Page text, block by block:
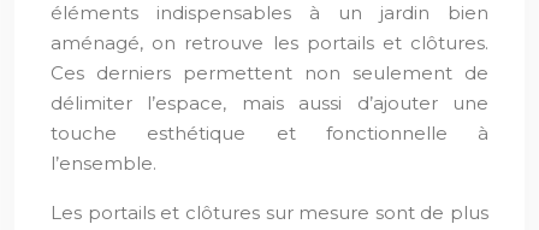
éléments indispensables à un jardin bien
aménagé, on retrouve les portails et clôtures.
Ces derniers permettent non seulement de
délimiter l’espace, mais aussi d’ajouter une
touche esthétique et fonctionnelle à
l’ensemble.
Les portails et clôtures sur mesure sont de plus